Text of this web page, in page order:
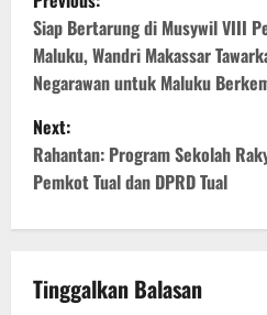
Siap Bertarung di Musywil VIII
Maluku, Wandri Makassar
Negarawan untuk Maluku
Next:
Rahantan: Program Sekolah
Pemkot Tual dan DPRD Tual
Tinggalkan Balasan